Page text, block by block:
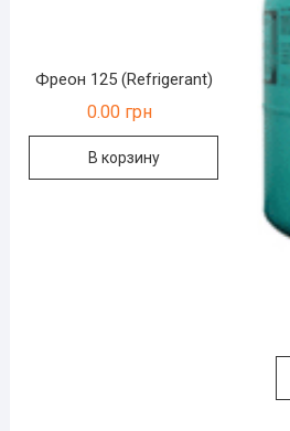
Фреон 125 (Refrigerant)
0.00 грн
В корзину